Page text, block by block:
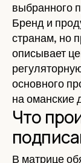
выбранного
Бренд и
странам, но
описывает
основного
на оманские
Что
В матрице